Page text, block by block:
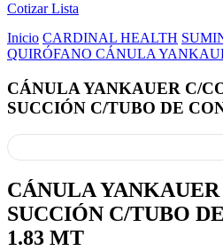
Cotizar Lista
Inicio CARDINAL HEALTH
QUIRÓFANO CÁNULA
CÁNULA YANKAUER C/
SUCCIÓN C/TUBO DE
CÁNULA
SUCCIÓN C/TUBO
1.83 MT